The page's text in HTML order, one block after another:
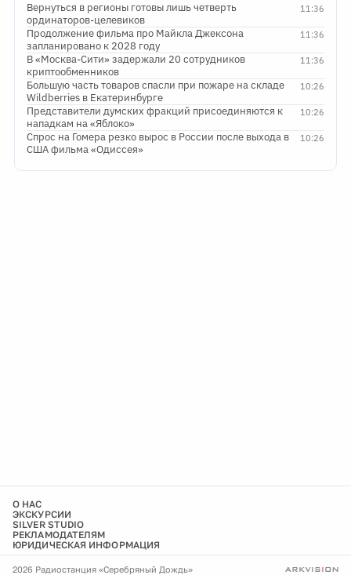
11:36
Вернуться в регионы готовы лишь четверть
ординаторов-целевиков
11:36
Продолжение фильма про Майкла Джексона
запланировано к 2028 году
11:36
В «Москва-Сити» задержали 20 сотрудников
криптообменников
10:26
Большую часть товаров спасли при пожаре на складе
Wildberries в Екатеринбурге
10:26
Представители думских фракций присоединяются к
нападкам на «Яблоко»
10:26
Спрос на Гомера резко вырос в России после выхода в
США фильма «Одиссея»
О НАС
ЭКСКУРСИИ
SILVER STUDIO
РЕКЛАМОДАТЕЛЯМ
ЮРИДИЧЕСКАЯ ИНФОРМАЦИЯ
2026 Радиостанция «Серебряный Дождь»